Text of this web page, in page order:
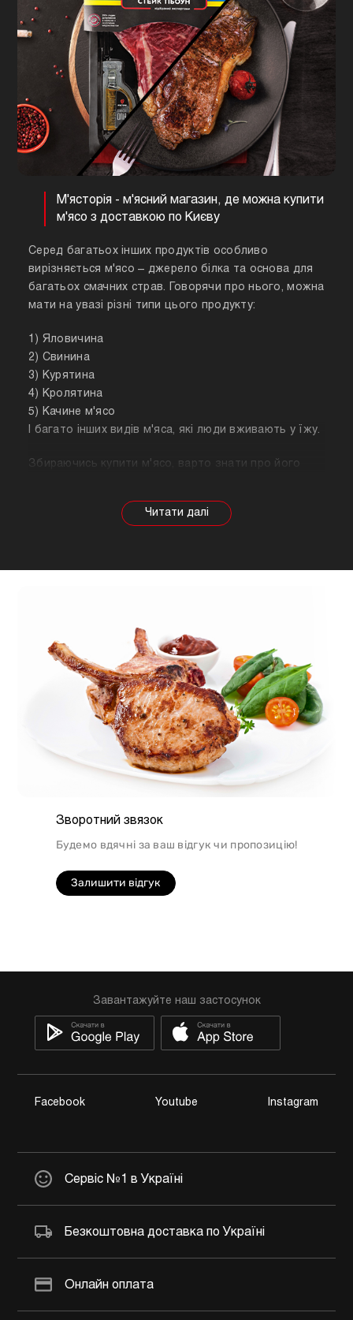
М'ясторія - м'ясний магазин, де можна купити
м'ясо з доставкою по Києву
Серед багатьох інших продуктів особливо
вирізняється м'ясо – джерело білка та основа для
багатьох смачних страв. Говорячи про нього, можна
мати на увазі різні типи цього продукту:
1) Яловичина
2) Свинина
3) Курятина
4) Кролятина
5) Качине м'ясо
І багато інших видів м'яса, які люди вживають у їжу.
Збираючись купити м'ясо, варто знати про його
залежності від тварини властивості продукту
будуть змінюватися, так само як рекомендації
підійде для людей, які сидять на дієті.
Зворотний звязок
Будемо вдячні за ваш відгук чи пропозицію!
Залишити відгук
Завантажуйте наш застосунок
Facebook Youtube Instagram
Сервіс №1 в Україні
Безкоштовна доставка по Україні
Онлайн оплата